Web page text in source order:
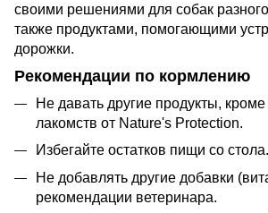
своими решениями для собак
также продуктами, помогающими
дорожки.
Рекомендации по кормлению
Не давать другие продукты,
лакомств от Nature's Protection.
Избегайте остатков пищи со стола.
Не добавлять другие добавки
рекомендации ветеринара.